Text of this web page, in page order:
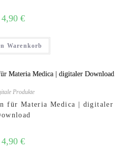
4,90 €
Warenkorb
Produkte
für Materia Medica | digitaler
4,90 €